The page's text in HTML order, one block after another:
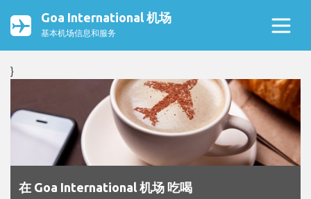
Goa International 机场
基本机场信息和服务
}
在 Goa International 机场 吃喝